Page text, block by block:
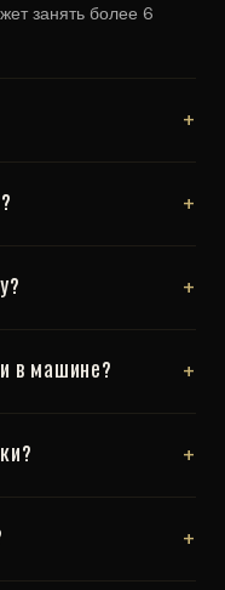
занять более 6
+
+
+
в машине? +
+
+